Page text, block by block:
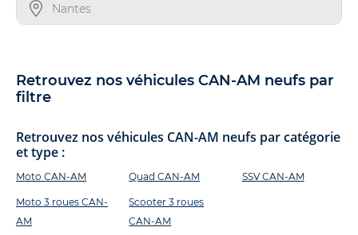
Nantes
Retrouvez nos véhicules CAN-AM neufs par
filtre
Retrouvez nos véhicules CAN-AM neufs par catégorie
et type :
Moto CAN-AM
Moto 3 roues CAN-
AM
Quad CAN-AM
Scooter 3 roues
CAN-AM
SSV CAN-AM